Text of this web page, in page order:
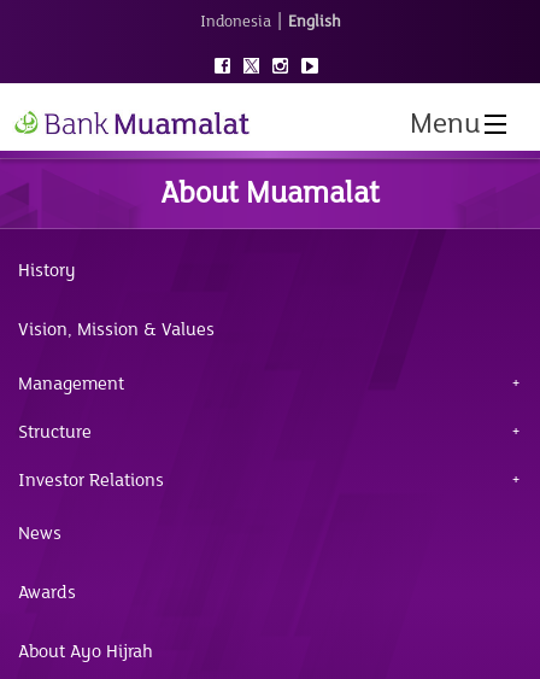
Indonesia | English
Menu
About Muamalat
History
Vision, Mission & Values
Management
Structure
Investor Relations
News
Awards
About Ayo Hijrah